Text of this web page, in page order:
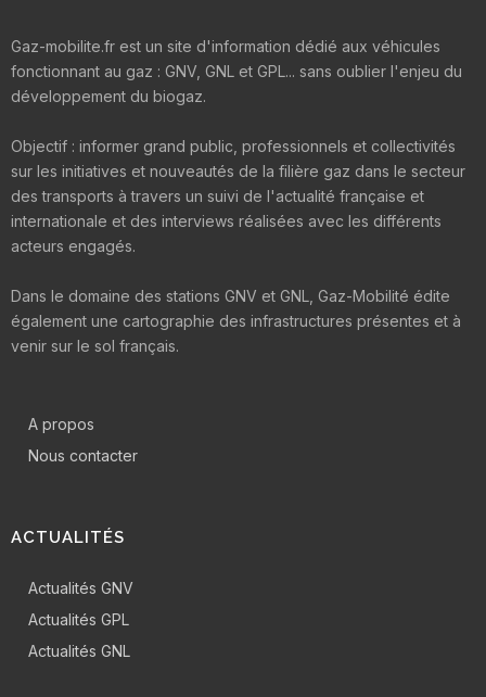
Gaz-mobilite.fr est un site d'information dédié aux véhicules
fonctionnant au gaz : GNV, GNL et GPL... sans oublier l'enjeu du
développement du biogaz.
Objectif : informer grand public, professionnels et collectivités
sur les initiatives et nouveautés de la filière gaz dans le secteur
des transports à travers un suivi de l'actualité française et
internationale et des interviews réalisées avec les différents
acteurs engagés.
Dans le domaine des stations GNV et GNL, Gaz-Mobilité édite
également une cartographie des infrastructures présentes et à
venir sur le sol français.
A propos
Nous contacter
ACTUALITÉS
Actualités GNV
Actualités GPL
Actualités GNL